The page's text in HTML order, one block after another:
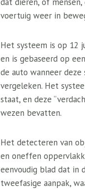
voertuig weer in
Het systeem is op 12
en is gebaseerd op
de auto wanneer
vergeleken. Het
staat, en deze
wezen bevatten.
Het detecteren van
en oneffen
eenvoudig blad dat in
tweefasige aanpak,